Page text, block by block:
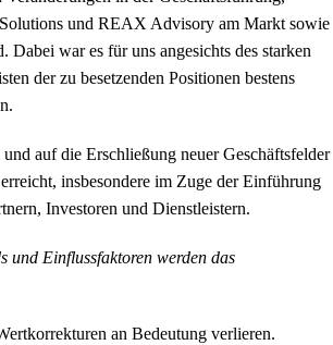
und REAX Advisory am Markt sowie
war es für uns angesichts des starken
der zu besetzenden Positionen bestens
auf die Erschließung neuer Geschäftsfelder
insbesondere im Zuge der Einführung
Investoren und Dienstleistern.
und Einflussfaktoren werden das
an Bedeutung verlieren.